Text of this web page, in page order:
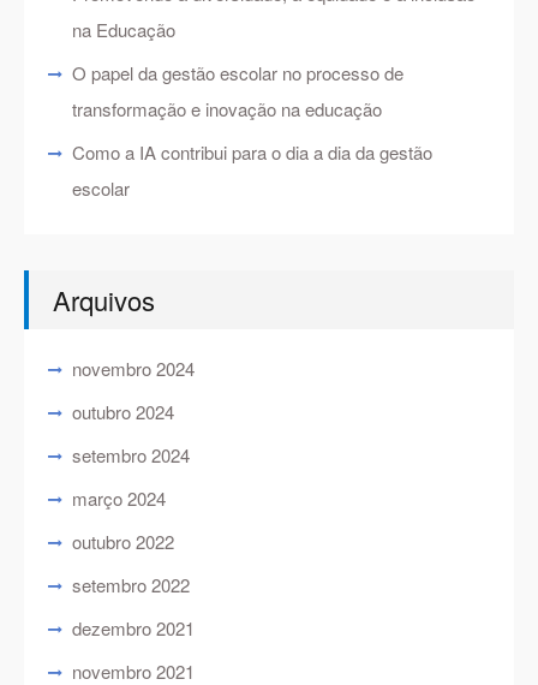
na Educação
O papel da gestão escolar no processo de
transformação e inovação na educação
Como a IA contribui para o dia a dia da gestão
escolar
Arquivos
novembro 2024
outubro 2024
setembro 2024
março 2024
outubro 2022
setembro 2022
dezembro 2021
novembro 2021